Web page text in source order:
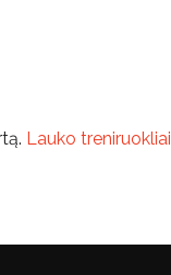
Lauko treniruokliai